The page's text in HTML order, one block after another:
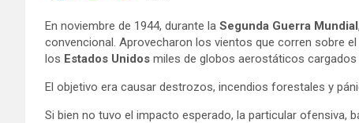
En noviembre de 1944, durante la Segunda Guerra Mundial
convencional. Aprovecharon los vientos que corren sobre
los Estados Unidos miles de globos aerostáticos
El objetivo era causar destrozos, incendios forestales y
Si bien no tuvo el impacto esperado, la particular ofensiva,